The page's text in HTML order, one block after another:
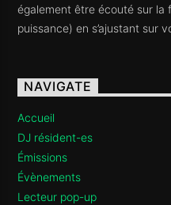
également être écouté sur la
puissance) en s’ajustant sur
NAVIGATE
Accueil
DJ résident-es
Émissions
Évènements
Lecteur pop-up